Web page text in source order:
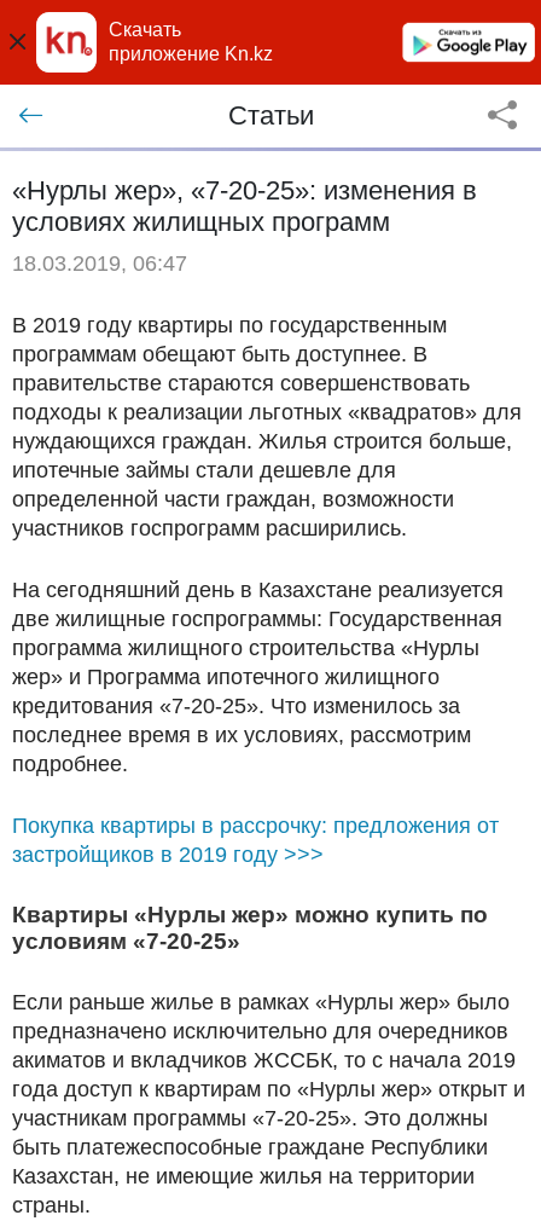
Скачать
приложение Kn.kz
Статьи
«Нурлы жер», «7-20-25»: изменения в
условиях жилищных программ
18.03.2019, 06:47
В 2019 году квартиры по государственным
программам обещают быть доступнее. В
правительстве стараются совершенствовать
подходы к реализации льготных «квадратов» для
нуждающихся граждан. Жилья строится больше,
ипотечные займы стали дешевле для
определенной части граждан, возможности
участников госпрограмм расширились.
На сегодняшний день в Казахстане реализуется
две жилищные госпрограммы: Государственная
программа жилищного строительства «Нурлы
жер» и Программа ипотечного жилищного
кредитования «7-20-25». Что изменилось за
последнее время в их условиях, рассмотрим
подробнее.
Покупка квартиры в рассрочку: предложения от
застройщиков в 2019 году >>>
Квартиры «Нурлы жер» можно купить по
условиям «7-20-25»
Если раньше жилье в рамках «Нурлы жер» было
предназначено исключительно для очередников
акиматов и вкладчиков ЖССБК, то с начала 2019
года доступ к квартирам по «Нурлы жер» открыт и
участникам программы «7-20-25». Это должны
быть платежеспособные граждане Республики
Казахстан, не имеющие жилья на территории
страны.